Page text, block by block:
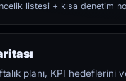
listesi + kısa denetim
planı, KPI hedeflerini